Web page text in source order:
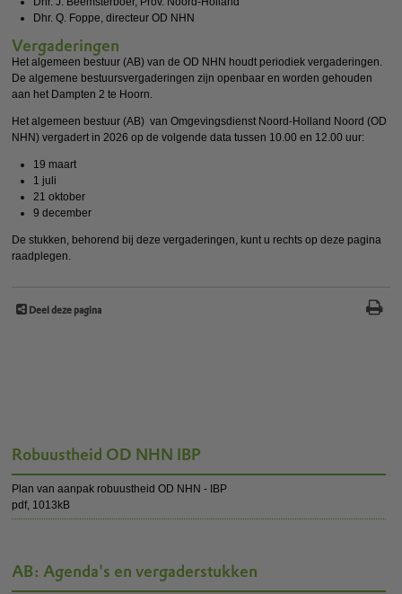
Dhr. Q. Foppe, directeur OD NHN
Vergaderingen
Het algemeen bestuur (AB) van de OD NHN houdt periodiek vergaderingen.
De algemene bestuursvergaderingen zijn openbaar en worden gehouden
aan het Dampten 2 te Hoorn.
Het algemeen bestuur (AB) van Omgevingsdienst Noord-Holland Noord (OD
NHN) vergadert in 2026 op de volgende data tussen 10.00 en 12.00 uur:
19 maart
1 juli
21 oktober
9 december
De stukken, behorend bij deze vergaderingen, kunt u rechts op deze pagina
raadplegen.
Deel deze pagina
Robuustheid OD NHN IBP
Plan van aanpak robuustheid OD NHN - IBP
pdf, 1013kB
AB: Agenda's en vergaderstukken